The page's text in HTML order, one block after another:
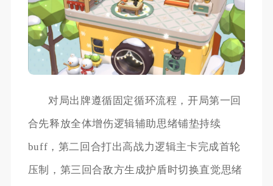
对局出牌遵循固定循环流程，开局第一回
合先释放全体增伤逻辑辅助思绪铺垫持续
buff，第二回合打出高战力逻辑主卡完成首轮
压制，第三回合敌方生成护盾时切换直觉思绪